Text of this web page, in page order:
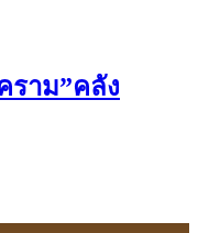
ราม”คลัง